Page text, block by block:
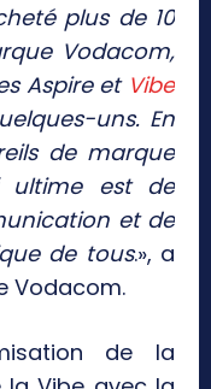
plus de 10
Vodacom,
Aspire et Vibe
uns. En
de marque
ultime est de
et de
de tous.», a
Vodacom.
de la